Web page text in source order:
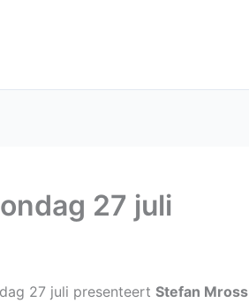
27 juli
27 juli presenteert Stefan Mross